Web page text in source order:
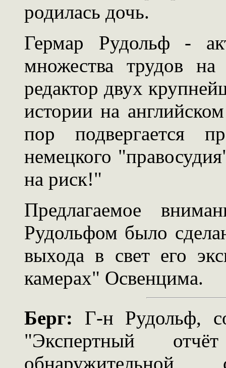
родилась дочь.
Гермар Рудольф -
множества трудов
редактор двух
истории на
пор подвергается
немецкого
на риск!"
Предлагаемое
Рудольфом было
выхода в свет его
камерах" Освенцима.
Берг: Г-н Рудольф,
"Экспертный
обнаружительной